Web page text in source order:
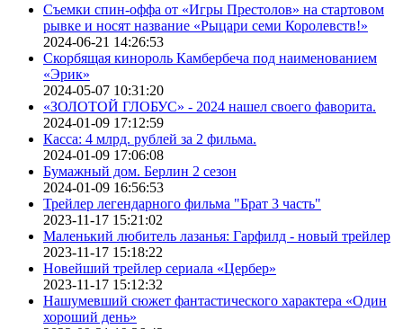
Съемки спин-оффа от «Игры Престолов» на стартовом
рывке и носят название «Рыцари семи Королевств!»
2024-06-21 14:26:53
Скорбящая кинороль Камбербеча под наименованием
«Эрик»
2024-05-07 10:31:20
«ЗОЛОТОЙ ГЛОБУС» - 2024 нашел своего фаворита.
2024-01-09 17:12:59
Касса: 4 млрд. рублей за 2 фильма.
2024-01-09 17:06:08
Бумажный дом. Берлин 2 сезон
2024-01-09 16:56:53
Трейлер легендарного фильма "Брат 3 часть"
2023-11-17 15:21:02
Маленький любитель лазанья: Гарфилд - новый трейлер
2023-11-17 15:18:22
Новейший трейлер сериала «Цербер»
2023-11-17 15:12:32
Нашумевший сюжет фантастического характера «Один
хороший день»